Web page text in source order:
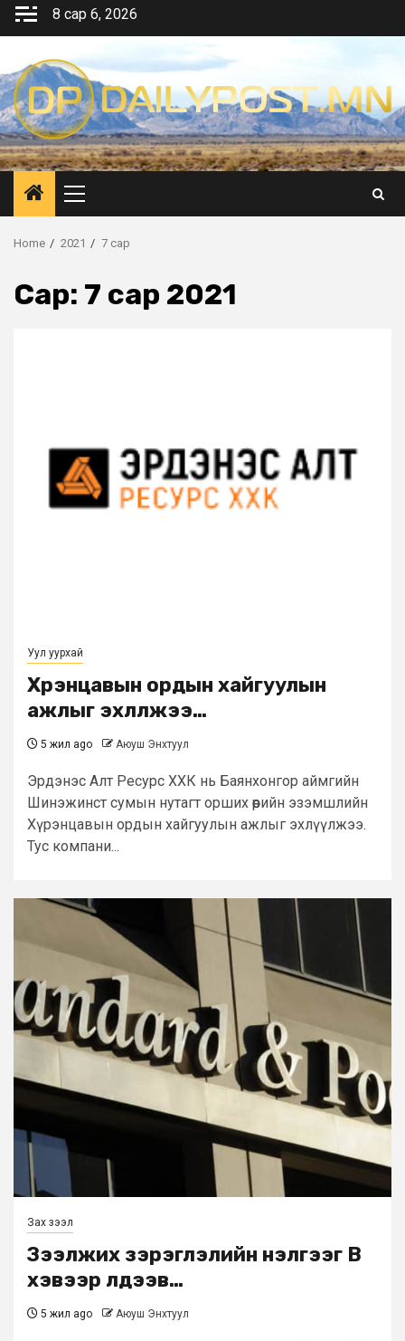
Skip
8 сар 6, 2026
Primary
Menu
Home 2021 7 сар
Сар: 7 сар 2021
Уул уурхай
Хүрэнцавын ордын хайгуулын
ажлыг эхлүүлжээ…
5 жил ago Аюуш Энхтуул
Эрдэнэс Алт Ресурс ХХК нь Баянхонгор аймгийн
Шинэжинст сумын нутагт орших өөрийн эзэмшлийн
Хүрэнцавын ордын хайгуулын ажлыг эхлүүлжээ.
Тус компани...
Зах зээл
Зээлжих зэрэглэлийн үнэлгээг B
хэвээр үлдээв…
5 жил ago Аюуш Энхтуул